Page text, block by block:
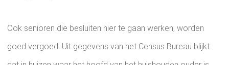
Ook senioren die besluiten hier te gaan werken, worden
goed vergoed. Uit gegevens van het Census Bureau blijkt